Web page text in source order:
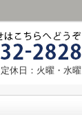
休日：火曜・水曜